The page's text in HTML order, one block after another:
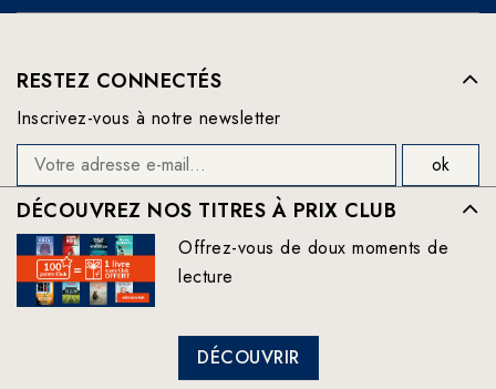
RESTEZ CONNECTÉS
Inscrivez-vous à notre newsletter
DÉCOUVREZ NOS TITRES À PRIX CLUB
Offrez-vous de doux moments de
lecture
DÉCOUVRIR